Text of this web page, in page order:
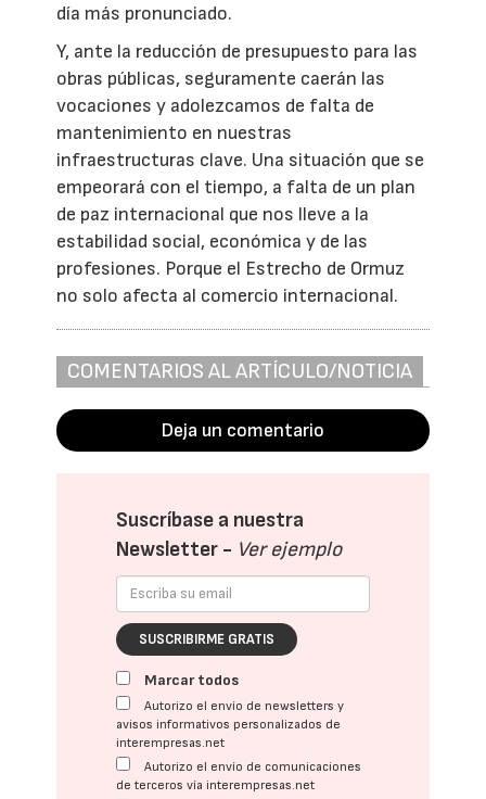
día más pronunciado.
Y, ante la reducción de presupuesto para las
obras públicas, seguramente caerán las
vocaciones y adolezcamos de falta de
mantenimiento en nuestras
infraestructuras clave. Una situación que se
empeorará con el tiempo, a falta de un plan
de paz internacional que nos lleve a la
estabilidad social, económica y de las
profesiones. Porque el Estrecho de Ormuz
no solo afecta al comercio internacional.
COMENTARIOS AL ARTÍCULO/NOTICIA
Deja un comentario
Suscríbase a nuestra
Newsletter - Ver ejemplo
SUSCRIBIRME GRATIS
Marcar todos
Autorizo el envío de newsletters y
avisos informativos personalizados de
interempresas.net
Autorizo el envío de comunicaciones
de terceros vía interempresas.net